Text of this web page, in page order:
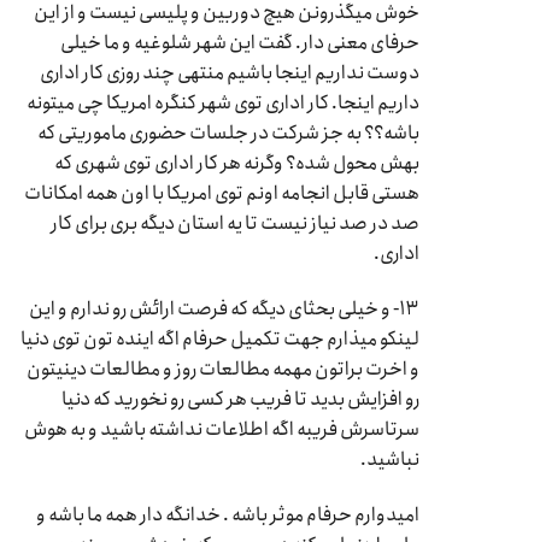
خوش میگذرونن هیچ دوربین و پلیسی نیست و از این
حرفای معنی دار. گفت این شهر شلوغیه و ما خیلی
دوست نداریم اینجا باشیم منتهی چند روزی کار اداری
داریم اینجا. کار اداری توی شهر کنگره امریکا چی میتونه
باشه؟؟ به جز شرکت در جلسات حضوری ماموریتی که
بهش محول شده؟ وگرنه هر کار اداری توی شهری که
هستی قابل انجامه اونم توی امریکا با اون همه امکانات
صد در صد نیاز نیست تا یه استان دیگه بری برای کار
اداری.
۱۳- و خیلی بحثای دیگه که فرصت ارائش رو ندارم و این
لینکو میذارم جهت تکمیل حرفام اگه اینده تون توی دنیا
و اخرت براتون مهمه مطالعات روز و مطالعات دینیتون
رو افزایش بدید تا فریب هر کسی رو نخورید که دنیا
سرتاسرش فریبه اگه اطلاعات نداشته باشید و به هوش
نباشید.
امیدوارم حرفام موثر باشه . خدانگه دار همه ما باشه و